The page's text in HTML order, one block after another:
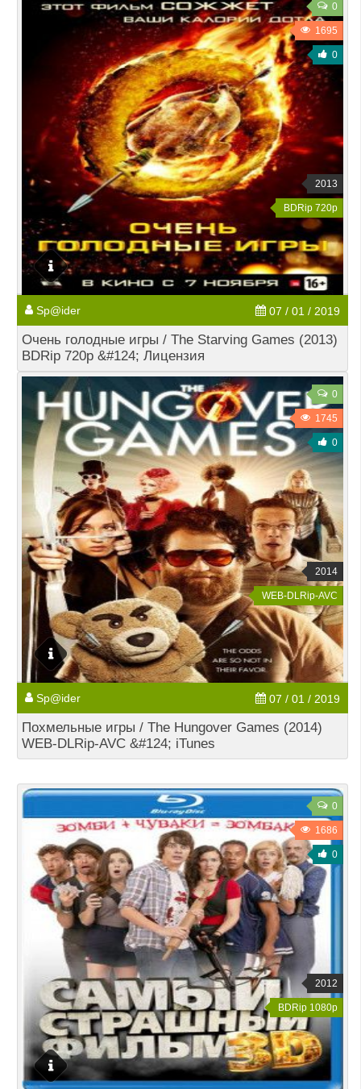
0
1695
0
2013
BDRip 720p
Sp@ider 07 / 01 / 2019
Очень голодные игры / The Starving Games (2013)
BDRip 720p &#124; Лицензия
0
1745
0
2014
WEB-DLRip-AVC
Sp@ider 07 / 01 / 2019
Похмельные игры / The Hungover Games (2014)
WEB-DLRip-AVC &#124; iTunes
0
1686
0
2012
BDRip 1080p